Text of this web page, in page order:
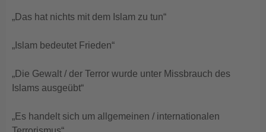
„Das hat nichts mit dem Islam zu tun“
„Islam bedeutet Frieden“
„Die Gewalt / der Terror wurde unter Missbrauch des
Islams ausgeübt“
„Es handelt sich um allgemeinen / internationalen